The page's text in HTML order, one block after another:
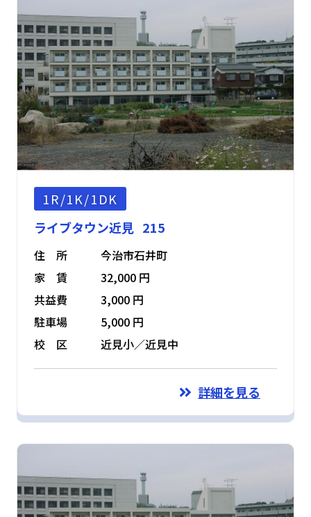
1R/1K/1DK
ライブタウン近見 215
住 所
今治市石井町
家 賃
32,000 円
共益費
3,000 円
駐車場
5,000 円
校 区
近見小／近見中
詳細を見る